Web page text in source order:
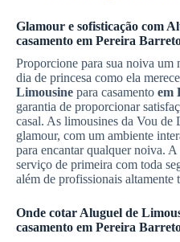
Glamour e sofisticação com
casamento em Pereira
Proporcione para sua noiva um
dia de princesa como ela
Limousine para casamento em
garantia de proporcionar
casal. As limousines da Vou de
glamour, com um ambiente
para encantar qualquer noiva.
serviço de primeira com toda
além de profissionais altamente
Onde cotar Aluguel de
casamento em Pereira